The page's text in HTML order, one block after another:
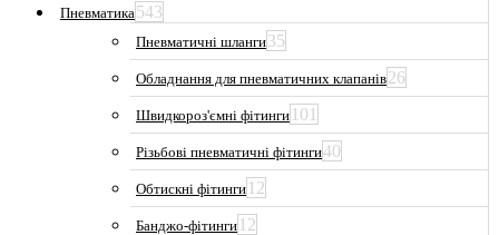
Пневматика 543
Пневматичні шланги35
Обладнання для пневматичних клапанів26
Швидкороз'ємні фітинги 101
Різьбові пневматичні фітинги40
Обтискні фітинги 12
Банджо-фітинги 12